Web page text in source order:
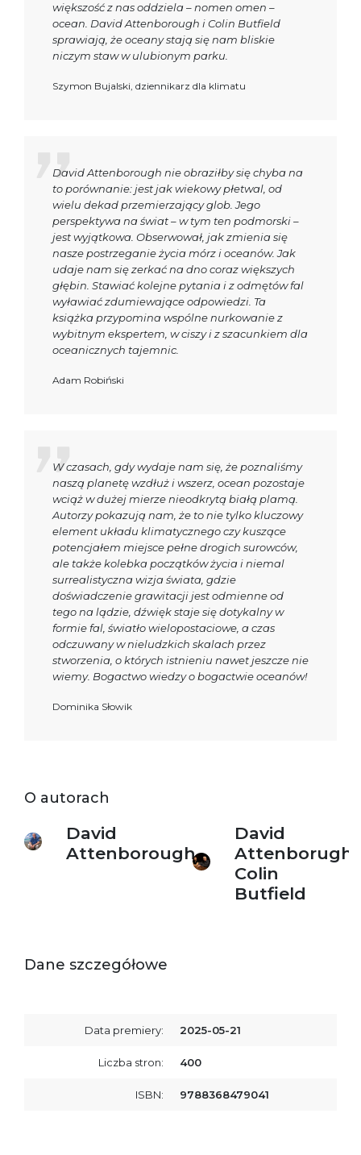
większość z nas oddziela – nomen omen –
ocean. David Attenborough i Colin Butfield
sprawiają, że oceany stają się nam bliskie
niczym staw w ulubionym parku.
Szymon Bujalski, dziennikarz dla klimatu
David Attenborough nie obraziłby się chyba na
to porównanie: jest jak wiekowy płetwal, od
wielu dekad przemierzający glob. Jego
perspektywa na świat – w tym ten podmorski –
jest wyjątkowa. Obserwował, jak zmienia się
nasze postrzeganie życia mórz i oceanów. Jak
udaje nam się zerkać na dno coraz większych
głębin. Stawiać kolejne pytania i z odmętów fal
wyławiać zdumiewające odpowiedzi. Ta
książka przypomina wspólne nurkowanie z
wybitnym ekspertem, w ciszy i z szacunkiem dla
oceanicznych tajemnic.
Adam Robiński
W czasach, gdy wydaje nam się, że poznaliśmy
naszą planetę wzdłuż i wszerz, ocean pozostaje
wciąż w dużej mierze nieodkrytą białą plamą.
Autorzy pokazują nam, że to nie tylko kluczowy
element układu klimatycznego czy kuszące
potencjałem miejsce pełne drogich surowców,
ale także kolebka początków życia i niemal
surrealistyczna wizja świata, gdzie
doświadczenie grawitacji jest odmienne od
tego na lądzie, dźwięk staje się dotykalny w
formie fal, światło wielopostaciowe, a czas
odczuwany w nieludzkich skalach przez
stworzenia, o których istnieniu nawet jeszcze nie
wiemy. Bogactwo wiedzy o bogactwie oceanów!
Dominika Słowik
O autorach
David
Attenborough
David
Attenborugh,
Colin
Butfield
Dane szczegółowe
Data premiery: 2025-05-21
Liczba stron: 400
ISBN: 9788368479041